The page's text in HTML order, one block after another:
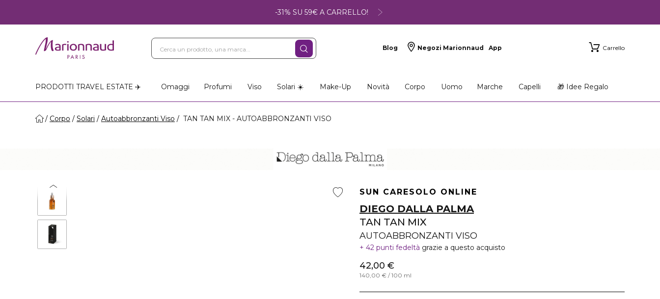
-31% SU 59€ A CARRELLO!
Blog Negozi Marionnaud App Carrello
PRODOTTI TRAVEL ESTATE ✈️ Omaggi Profumi Viso Solari ☀️ Make-Up Novità Corpo Uomo Marche Capelli 🎁 Idee Regalo
Corpo Solari Autoabbronzanti Viso TAN TAN MIX - AUTOABBRONZANTI VISO
SUN CARESOLO ONLINE
DIEGO DALLA PALMA
TAN TAN MIX
AUTOABBRONZANTI VISO
42 punti fedeltà grazie a questo acquisto
42,00 €
140,00 € / 100 ml